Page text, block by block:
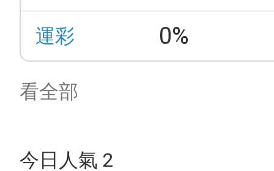
運彩 0%
看全部
今日人氣 2